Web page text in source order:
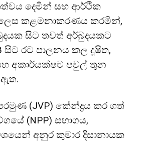
දෙමින් සහ ආර්ථික
කළමනාකරණය කරමින්,
සිට තවත් අර්බුදයකට
රට පාලනය කල දූෂිත,
අකාර්යක්ෂම පවුල් තුන
ඇත.
(JVP) කේන්ද්‍රය කර ගත්
(NPP) සභාගය,
අනුර කුමාර දිසානායක